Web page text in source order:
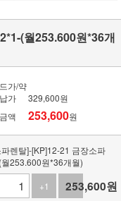
(월253.600원*36개
가/약
가
329,600원
액
253,600원
렌탈]-[KP]12-21 금장소파
253.600원*36개월)
+1
-1
253,600원